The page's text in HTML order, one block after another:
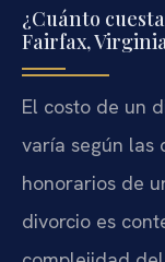
¿Cuánto
Fairfax,
El costo de un
varía según las
honorarios de
divorcio es